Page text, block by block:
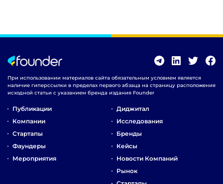
При использовании материалов сайта обязательным условием является
наличие гиперссылки в пределах первого абзаца на страницу расположения
исходной статьи с указанием бренда издания Founder
Публикации
Компании
Стартапы
Фаундеры
Мероприятия
Диджитал
Исследования
Бренды
Кейсы
Новости Компаний
Рынок